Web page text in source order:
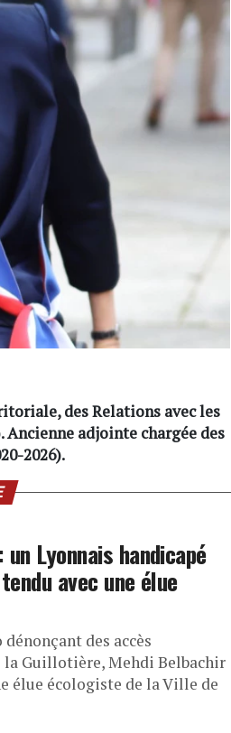
des Relations avec les
Ancienne adjointe chargée des
2026).
Lyonnais handicapé
avec une élue
des accès
Guillotière, Mehdi Belbachir
élue écologiste de la Ville de